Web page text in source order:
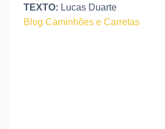
TEXTO: Lucas Duarte
Blog Caminhões e Carretas